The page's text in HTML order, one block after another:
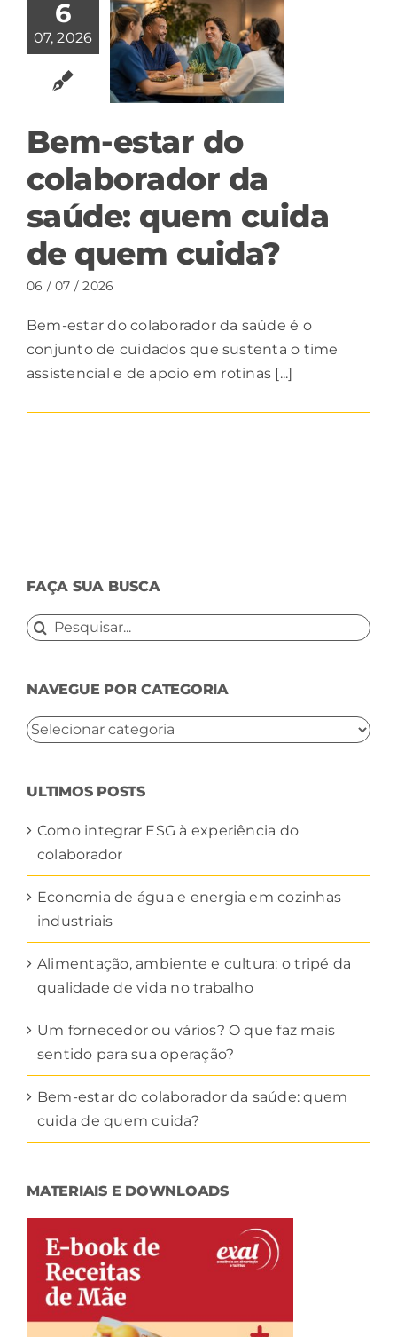
6
07, 2026
Bem-estar do
colaborador da
saúde: quem cuida
de quem cuida?
06 / 07 / 2026
Bem-estar do colaborador da saúde é o
conjunto de cuidados que sustenta o time
assistencial e de apoio em rotinas [...]
FAÇA SUA BUSCA
Buscar
NAVEGUE POR CATEGORIA
NAVEGUE
ULTIMOS POSTS
Como integrar ESG à experiência do
colaborador
Economia de água e energia em cozinhas
industriais
Alimentação, ambiente e cultura: o tripé da
qualidade de vida no trabalho
Um fornecedor ou vários? O que faz mais
sentido para sua operação?
Bem-estar do colaborador da saúde: quem
cuida de quem cuida?
MATERIAIS E DOWNLOADS